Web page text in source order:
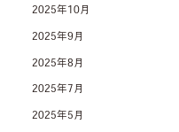
2025年10月
2025年9月
2025年8月
2025年7月
2025年5月